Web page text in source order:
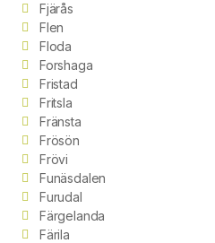
Fjärås
Flen
Floda
Forshaga
Fristad
Fritsla
Fränsta
Frösön
Frövi
Funäsdalen
Furudal
Färgelanda
Färila